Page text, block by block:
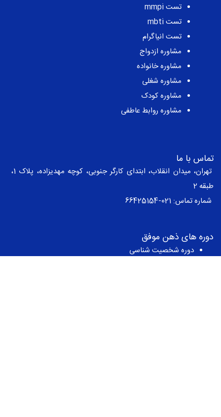
تست mmpi
تست mbti
تست انیاگرام
مشاوره ازدواج
مشاوره خانواده
مشاوره شغلی
مشاوره کودک
مشاوره روابط عاطفی
تماس با ما
تهران، میدان انقلاب، ابتدای کارگر جنوبی، کوچه مهدیزاده، پلاک 1،
طبقه 2
شماره تماس: 021-66425154
دوره های ذهن موفق
دوره شخصیت شناسی